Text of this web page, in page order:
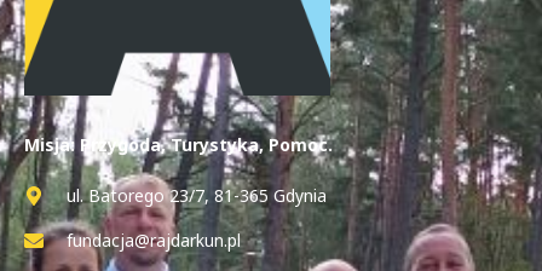
Misja: Przygoda, Turystyka, Pomoc.
ul. Batorego 23/7, 81-365 Gdynia
fundacja@rajdarkun.pl